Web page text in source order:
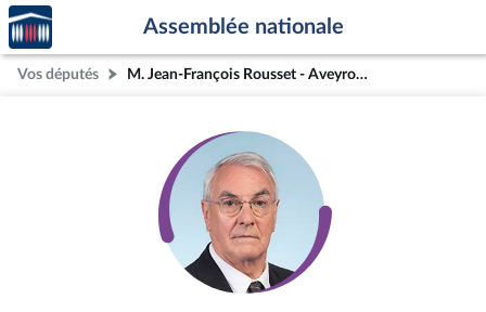
Aller au contenu
Aller en bas de la page
Accèder
à la
page
d'accueil
Assemblée nationale
Vos députés M. Jean-François Rousset - Aveyron (3e circonscription)